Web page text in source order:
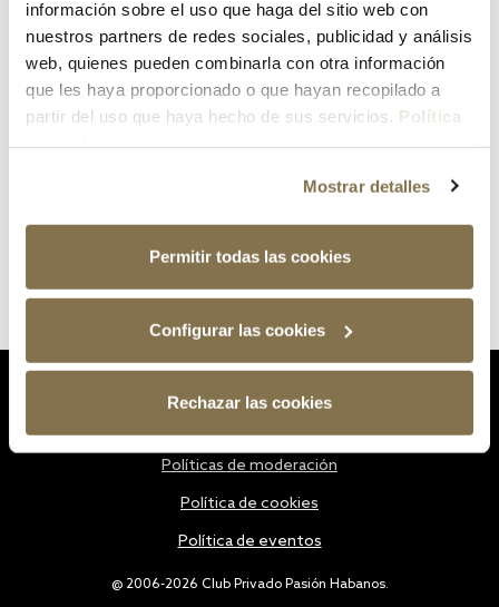
información sobre el uso que haga del sitio web con
nuestros partners de redes sociales, publicidad y análisis
web, quienes pueden combinarla con otra información
que les haya proporcionado o que hayan recopilado a
partir del uso que haya hecho de sus servicios. Política
Mostrar detalles
Permitir todas las cookies
Configurar las cookies
Rechazar las cookies
¿Has olvidado tu contraseña?
@ 2006-2026 Club Privado Pasión Habanos.
Políticas de moderación
Política de cookies
Política de eventos